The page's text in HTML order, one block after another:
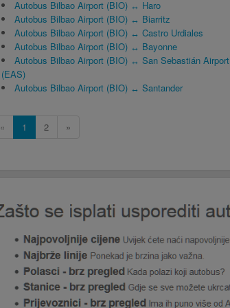
Autobus Bilbao Airport (BIO) ↔ Haro
Autobus Bilbao Airport (BIO) ↔ Biarritz
Autobus Bilbao Airport (BIO) ↔ Castro Urdiales
Autobus Bilbao Airport (BIO) ↔ Bayonne
Autobus Bilbao Airport (BIO) ↔ San Sebastián Airport
(EAS)
Autobus Bilbao Airport (BIO) ↔ Santander
« 1 2 »